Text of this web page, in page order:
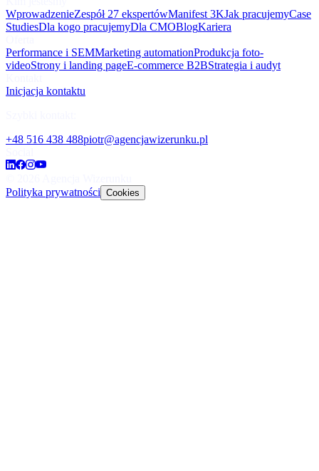
WprowadzenieZespół 27 ekspertówManifest 3KJak pracujemyCase
StudiesDla kogo pracujemyDla CMOBlogKariera
Performance i SEMMarketing automationProdukcja foto-
videoStrony i landing pageE-commerce B2BStrategia i audyt
Inicjacja kontaktu
+48 516 438 488piotr@agencjawizerunku.pl
Polityka prywatności Cookies